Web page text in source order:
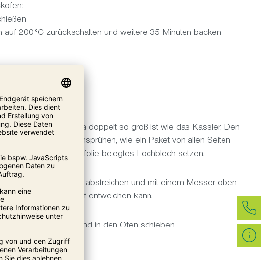
auf 200 °C zurückschalten und weitere 35 Minuten backen
sodass er etwa doppelt so groß ist wie das Kassler. Den
mit Wasser leicht einsprühen, wie ein Paket von allen Seiten
ein mit Dauerbackfolie belegtes Lochblech setzen.
mit Wasser abstreichen und mit einem Messer oben
damit der Dampf entweichen kann.
Wasser einsprühen und in den Ofen schieben